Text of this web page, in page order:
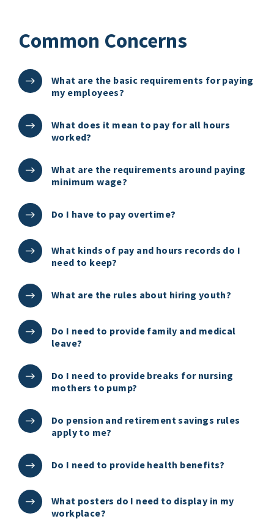
Common Concerns
What are the basic requirements for paying
my employees?
What does it mean to pay for all hours
worked?
What are the requirements around paying
minimum wage?
Do I have to pay overtime?
What kinds of pay and hours records do I
need to keep?
What are the rules about hiring youth?
Do I need to provide family and medical
leave?
Do I need to provide breaks for nursing
mothers to pump?
Do pension and retirement savings rules
apply to me?
Do I need to provide health benefits?
What posters do I need to display in my
workplace?